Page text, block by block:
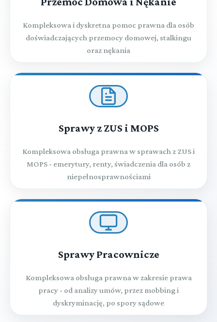
Kompleksowa i dyskretna pomoc prawna dla osób
doświadczających przemocy domowej, stalkingu
oraz nękania
Sprawy z ZUS i MOPS
Kompleksowa obsługa prawna w sprawach z ZUS i
MOPS - emerytury, renty, świadczenia dla osób z
niepełnosprawnościami
Sprawy Pracownicze
Kompleksowa obsługa prawna w zakresie prawa
pracy - od analizy umów, przez mobbing i
dyskryminację, po spory sądowe